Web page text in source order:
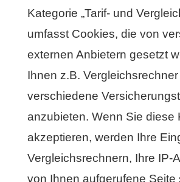
Kategorie „Tarif- und
umfasst Cookies, die von
externen Anbietern gesetzt
Ihnen z.B.
verschiedene
anzubieten. Wenn Sie diese
akzeptieren, werden Ihre
Vergleichsrechnern, Ihre IP-
von Ihnen aufgerufene Seite